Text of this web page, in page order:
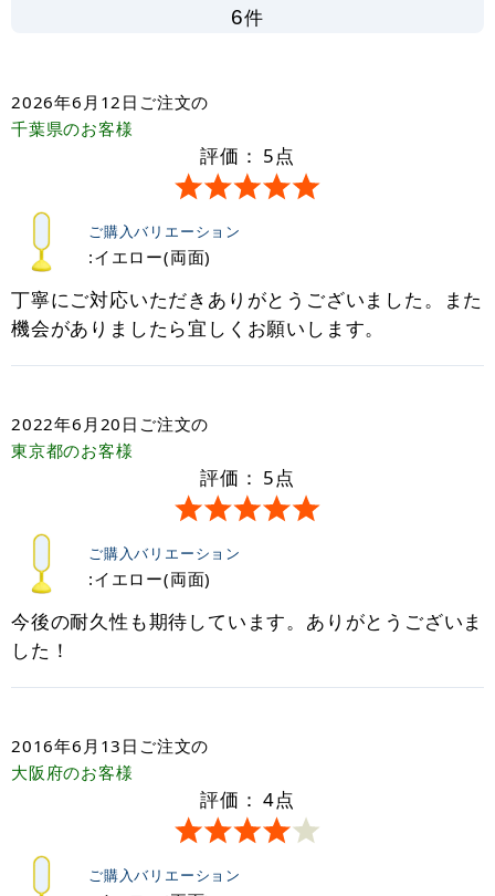
6件
2026年6月12日 ご注文の
千葉県のお客様
評価： 5点
ご購入バリエーション
:イエロー(両面)
丁寧にご対応いただきありがとうございました。また
機会がありましたら宜しくお願いします。
2022年6月20日 ご注文の
東京都のお客様
評価： 5点
ご購入バリエーション
:イエロー(両面)
今後の耐久性も期待しています。ありがとうございま
した！
2016年6月13日 ご注文の
大阪府のお客様
評価： 4点
ご購入バリエーション